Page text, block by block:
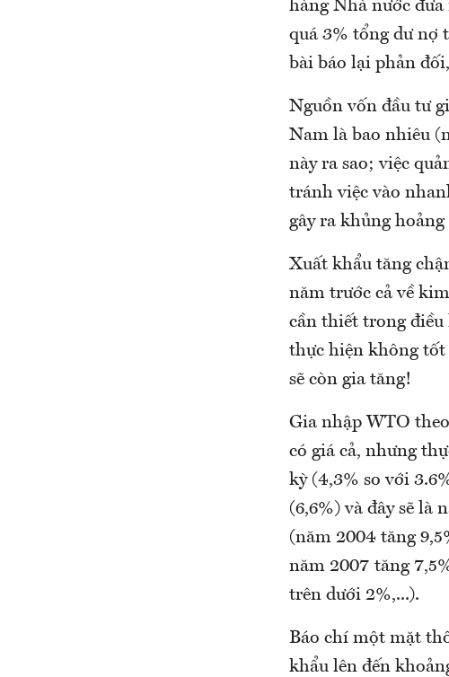
hàng Nhà nước
quá 3% tổng dư nợ
bài báo lại phản
Nguồn vốn đầu tư
Nam là bao nhiêu
này ra sao; việc
tránh việc vào
gây ra khủng
Xuất khẩu tăng
năm trước cả về
cần thiết trong điều
thực hiện không tốt
sẽ còn gia tăng!
Gia nhập WTO
có giá cả, nhưng
kỳ (4,3% so với
(6,6%) và đây sẽ là
(năm 2004 tăng
năm 2007 tăng
trên dưới 2%,...).
Báo chí một mặt
khẩu lên đến